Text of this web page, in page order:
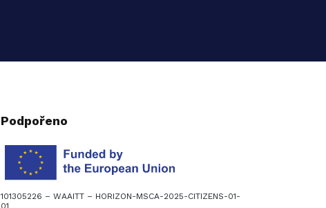
Podpořeno
101305226 – WAAITT – HORIZON-MSCA-2025-CITIZENS-01-
01